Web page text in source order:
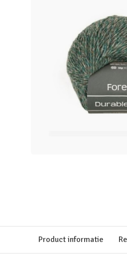
Product informatie